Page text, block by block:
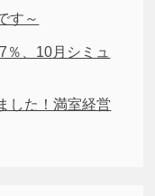
す～
、10月シミュ
した！満室経営